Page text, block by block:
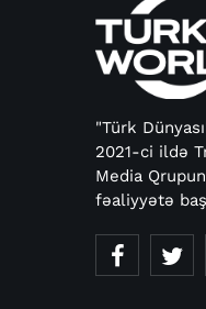
"Türk
2021-ci ildə
Media
fəaliyyətə